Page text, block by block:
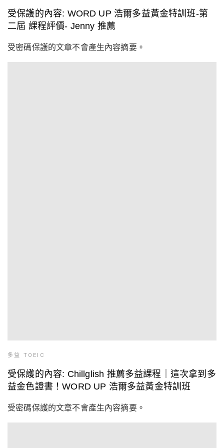
受保護的內容: WORD UP 浩爾多益黃金特訓班-第
二屆 課程評價- Jenny 推薦
受密碼保護的文章不會產生內容摘要。
多益 TOEIC
受保護的內容: Chillglish 推薦多益課程｜這次拿到多
益金色證書！WORD UP 浩爾多益黃金特訓班
受密碼保護的文章不會產生內容摘要。